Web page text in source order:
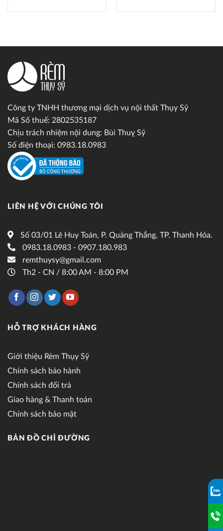
Công ty TNHH thương mại dịch vụ nội thất Thụy Sỹ
Mã Số thuế: 2802535187
Chịu trách nhiệm nội dung: Bùi Thuỵ Sỹ
Số điện thoại: 0983.18.0983
LIÊN HỆ VỚI CHÚNG TÔI
Số 03/01 Lê Huy Toán, P. Quảng Thắng, TP. Thanh Hóa.
0983.18.0983 - 0907.180.983
remthuysy@gmail.com
Th2 - CN / 8:00 AM - 8:00 PM
HỖ TRỢ KHÁCH HÀNG
Giới thiệu Rèm Thụy Sỹ
Chính sách bảo hành
Chính sách đổi trả
Giao hàng & Thanh toán
Chính sách bảo mật
BẢN ĐỒ CHỈ ĐƯỜNG